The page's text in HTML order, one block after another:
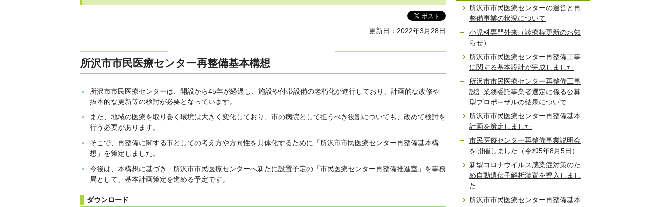
更新日：2022年3月28日
所沢市市民医療センター再整備基本構想
所沢市市民医療センターは、開設から45年が経過し、施設や付帯設備の老朽化が進行しており、計画的な改修や
抜本的な更新等の検討が必要となっています。
また、地域の医療を取り巻く環境は大きく変化しており、市の病院として担うべき役割についても、改めて検討を
行う必要があります。
そこで、再整備に関する市としての考え方や方向性を具体化するために「所沢市市民医療センター再整備基本構
想」を策定しました。
今後は、本構想に基づき、所沢市市民医療センターへ新たに設置予定の「市民医療センター再整備推進室」を事務
局として、基本計画策定を進める予定です。
ダウンロード
所沢市市民医療センターの運営と再
整備事業の状況について
小児科専門外来（診療枠更新のお知
らせ）
所沢市市民医療センター再整備工事
に関する基本設計が完成しました
所沢市市民医療センター再整備工事
設計業務委託事業者選定に係る公募
型プロポーザルの結果について
所沢市市民医療センター再整備基本
計画を策定しました
市民医療センター再整備事業説明会
を開催しました（令和5年8月5日）
新型コロナウイルス感染症対策のた
め自動遺伝子解析装置を導入しまし
た
所沢市市民医療センター再整備基本